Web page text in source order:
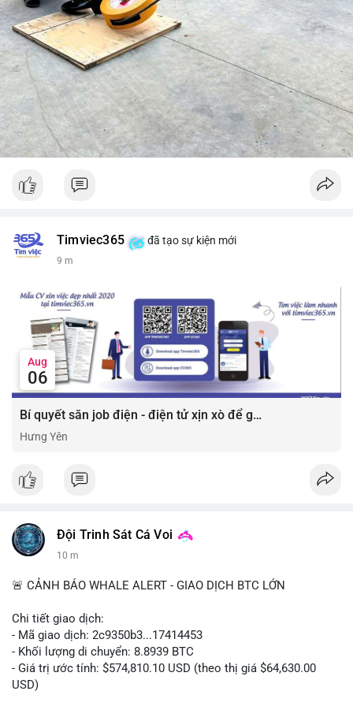
Timviec365 đã tạo sự kiện mới
9 m
Aug
06
Bí quyết săn job điện - điện tử xịn xò để gia tăng thu nhập ⚡
Hưng Yên
Đội Trinh Sát Cá Voi
10 m
🚨 CẢNH BÁO WHALE ALERT - GIAO DỊCH BTC LỚN
Chi tiết giao dịch:
- Mã giao dịch: 2c9350b3...17414453
- Khối lượng di chuyển: 8.8939 BTC
- Giá trị ước tính: $574,810.10 USD (theo thị giá $64,630.00
USD)